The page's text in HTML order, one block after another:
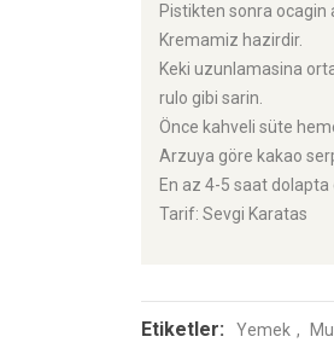
Pistikten sonra ocagin
Kremamiz hazirdir.
Keki uzunlamasina
rulo gibi sarin.
Önce kahveli süte
Arzuya göre kakao
En az 4-5 saat
Tarif: Sevgi Karatas
Etiketler: Yemek